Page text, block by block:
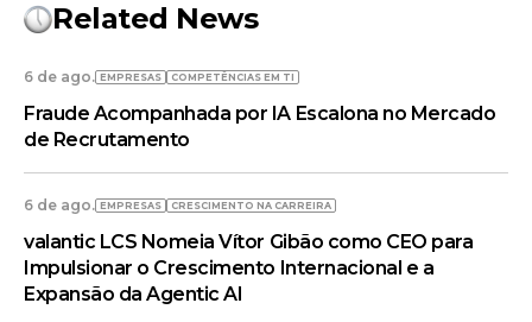
Related News
6 de ago. EMPRESAS COMPETÊNCIAS EM TI
Fraude Acompanhada por IA Escalona no Mercado
de Recrutamento
6 de ago. EMPRESAS CRESCIMENTO NA CARREIRA
valantic LCS Nomeia Vítor Gibão como CEO para
Impulsionar o Crescimento Internacional e a
Expansão da Agentic AI